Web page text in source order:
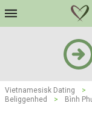
Vietnamesisk Dating >
Beliggenhed
> Bình